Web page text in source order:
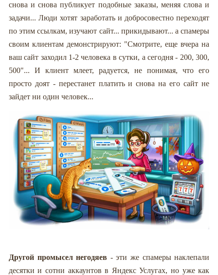
снова и снова публикует подобные заказы, меняя слова и
задачи... Люди хотят заработать и добросовестно переходят
по этим ссылкам, изучают сайт... прикидывают... а спамеры
своим клиентам демонстрируют: "Смотрите, еще вчера на
ваш сайт заходил 1-2 человека в сутки, а сегодня - 200, 300,
500"... И клиент млеет, радуется, не понимая, что его
просто доят - перестанет платить и снова на его сайт не
зайдет ни один человек...
Другой промысел негодяев - эти же спамеры наклепали
десятки и сотни аккаунтов в Яндекс Услугах, но уже как